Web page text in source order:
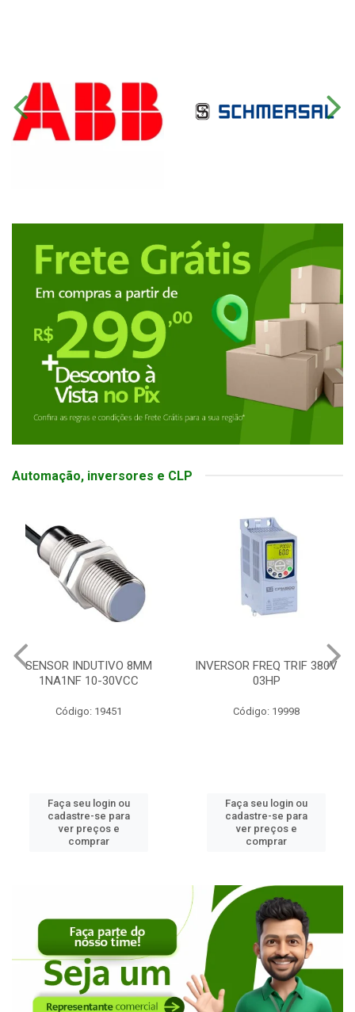
Automação, inversores e CLP
SENSOR INDUTIVO 8MM
1NA1NF 10-30VCC
Código: 19451
Faça seu login ou
cadastre-se para
ver preços e
comprar
INVERSOR FREQ TRIF 380V
03HP
Código: 19998
Faça seu login ou
cadastre-se para
ver preços e
comprar